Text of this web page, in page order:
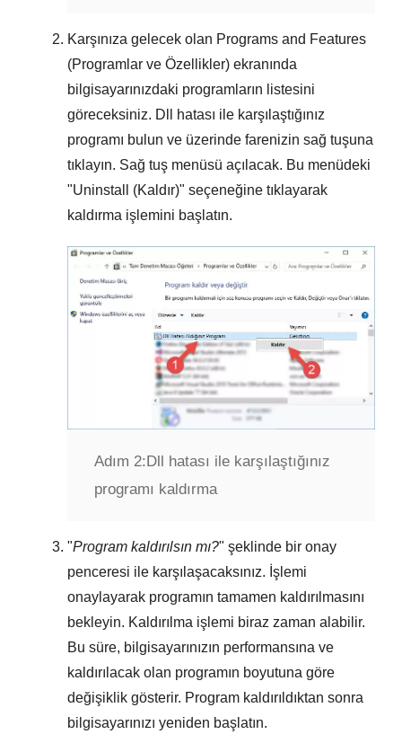
Karşınıza gelecek olan Programs and Features
(Programlar ve Özellikler) ekranında
bilgisayarınızdaki programların listesini
göreceksiniz. Dll hatası ile karşılaştığınız
programı bulun ve üzerinde farenizin sağ tuşuna
tıklayın. Sağ tuş menüsü açılacak. Bu menüdeki
"Uninstall (Kaldır)" seçeneğine tıklayarak
kaldırma işlemini başlatın.
Adım 2: Dll hatası ile karşılaştığınız
programı kaldırma
"Program kaldırılsın mı?" şeklinde bir onay
penceresi ile karşılaşacaksınız. İşlemi
onaylayarak programın tamamen kaldırılmasını
bekleyin. Kaldırılma işlemi biraz zaman alabilir.
Bu süre, bilgisayarınızın performansına ve
kaldırılacak olan programın boyutuna göre
değişiklik gösterir. Program kaldırıldıktan sonra
bilgisayarınızı yeniden başlatın.